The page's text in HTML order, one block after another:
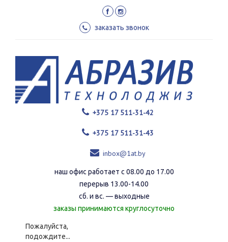
заказать звонок
+375 17 511-31-42
+375 17 511-31-43
inbox@1at.by
наш офис работает с 08.00 до 17.00
перерыв 13.00-14.00
сб. и вс. — выходные
заказы принимаются круглосуточно
Пожалуйста,
подождите...